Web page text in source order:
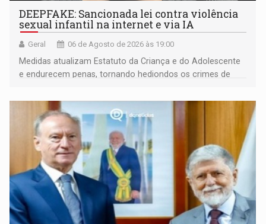
DEEPFAKE: Sancionada lei contra violência
sexual infantil na internet e via IA
Geral 06 de Agosto de 2026 às 19:00
Medidas atualizam Estatuto da Criança e do Adolescente
e endurecem penas, tornando hediondos os crimes de